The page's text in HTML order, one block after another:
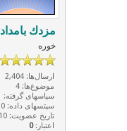
مزدك بامداد
خوره
ارسال‌ها: 2,404
موضوع‌ها: 4
سپاسهای گرفته:
سپتسهای داده: 0
تاریخ عضویت: November 2010
اعتبار:0